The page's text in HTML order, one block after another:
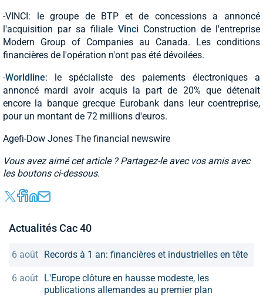
-VINCI: le groupe de BTP et de concessions a annoncé
l'acquisition par sa filiale Vinci Construction de l'entreprise
Modern Group of Companies au Canada. Les conditions
financières de l'opération n'ont pas été dévoilées.
-Worldline: le spécialiste des paiements électroniques a
annoncé mardi avoir acquis la part de 20% que détenait
encore la banque grecque Eurobank dans leur coentreprise,
pour un montant de 72 millions d'euros.
Agefi-Dow Jones The financial newswire
Vous avez aimé cet article ? Partagez-le avec vos amis avec
les boutons ci-dessous.
Actualités Cac 40
6 août Records à 1 an: financières et industrielles en tête
6 août L'Europe clôture en hausse modeste, les
publications allemandes au premier plan